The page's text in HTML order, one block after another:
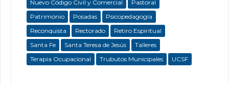
Nuevo Código Civil y Comercial
Pastoral
Patrimonio
Posadas
Psicopedagogía
Reconquista
Rectorado
Retiro Espiritual
Santa Fe
Santa Teresa de Jesús
Talleres
Terapia Ocupacional
Trubutos Municipales UCSF